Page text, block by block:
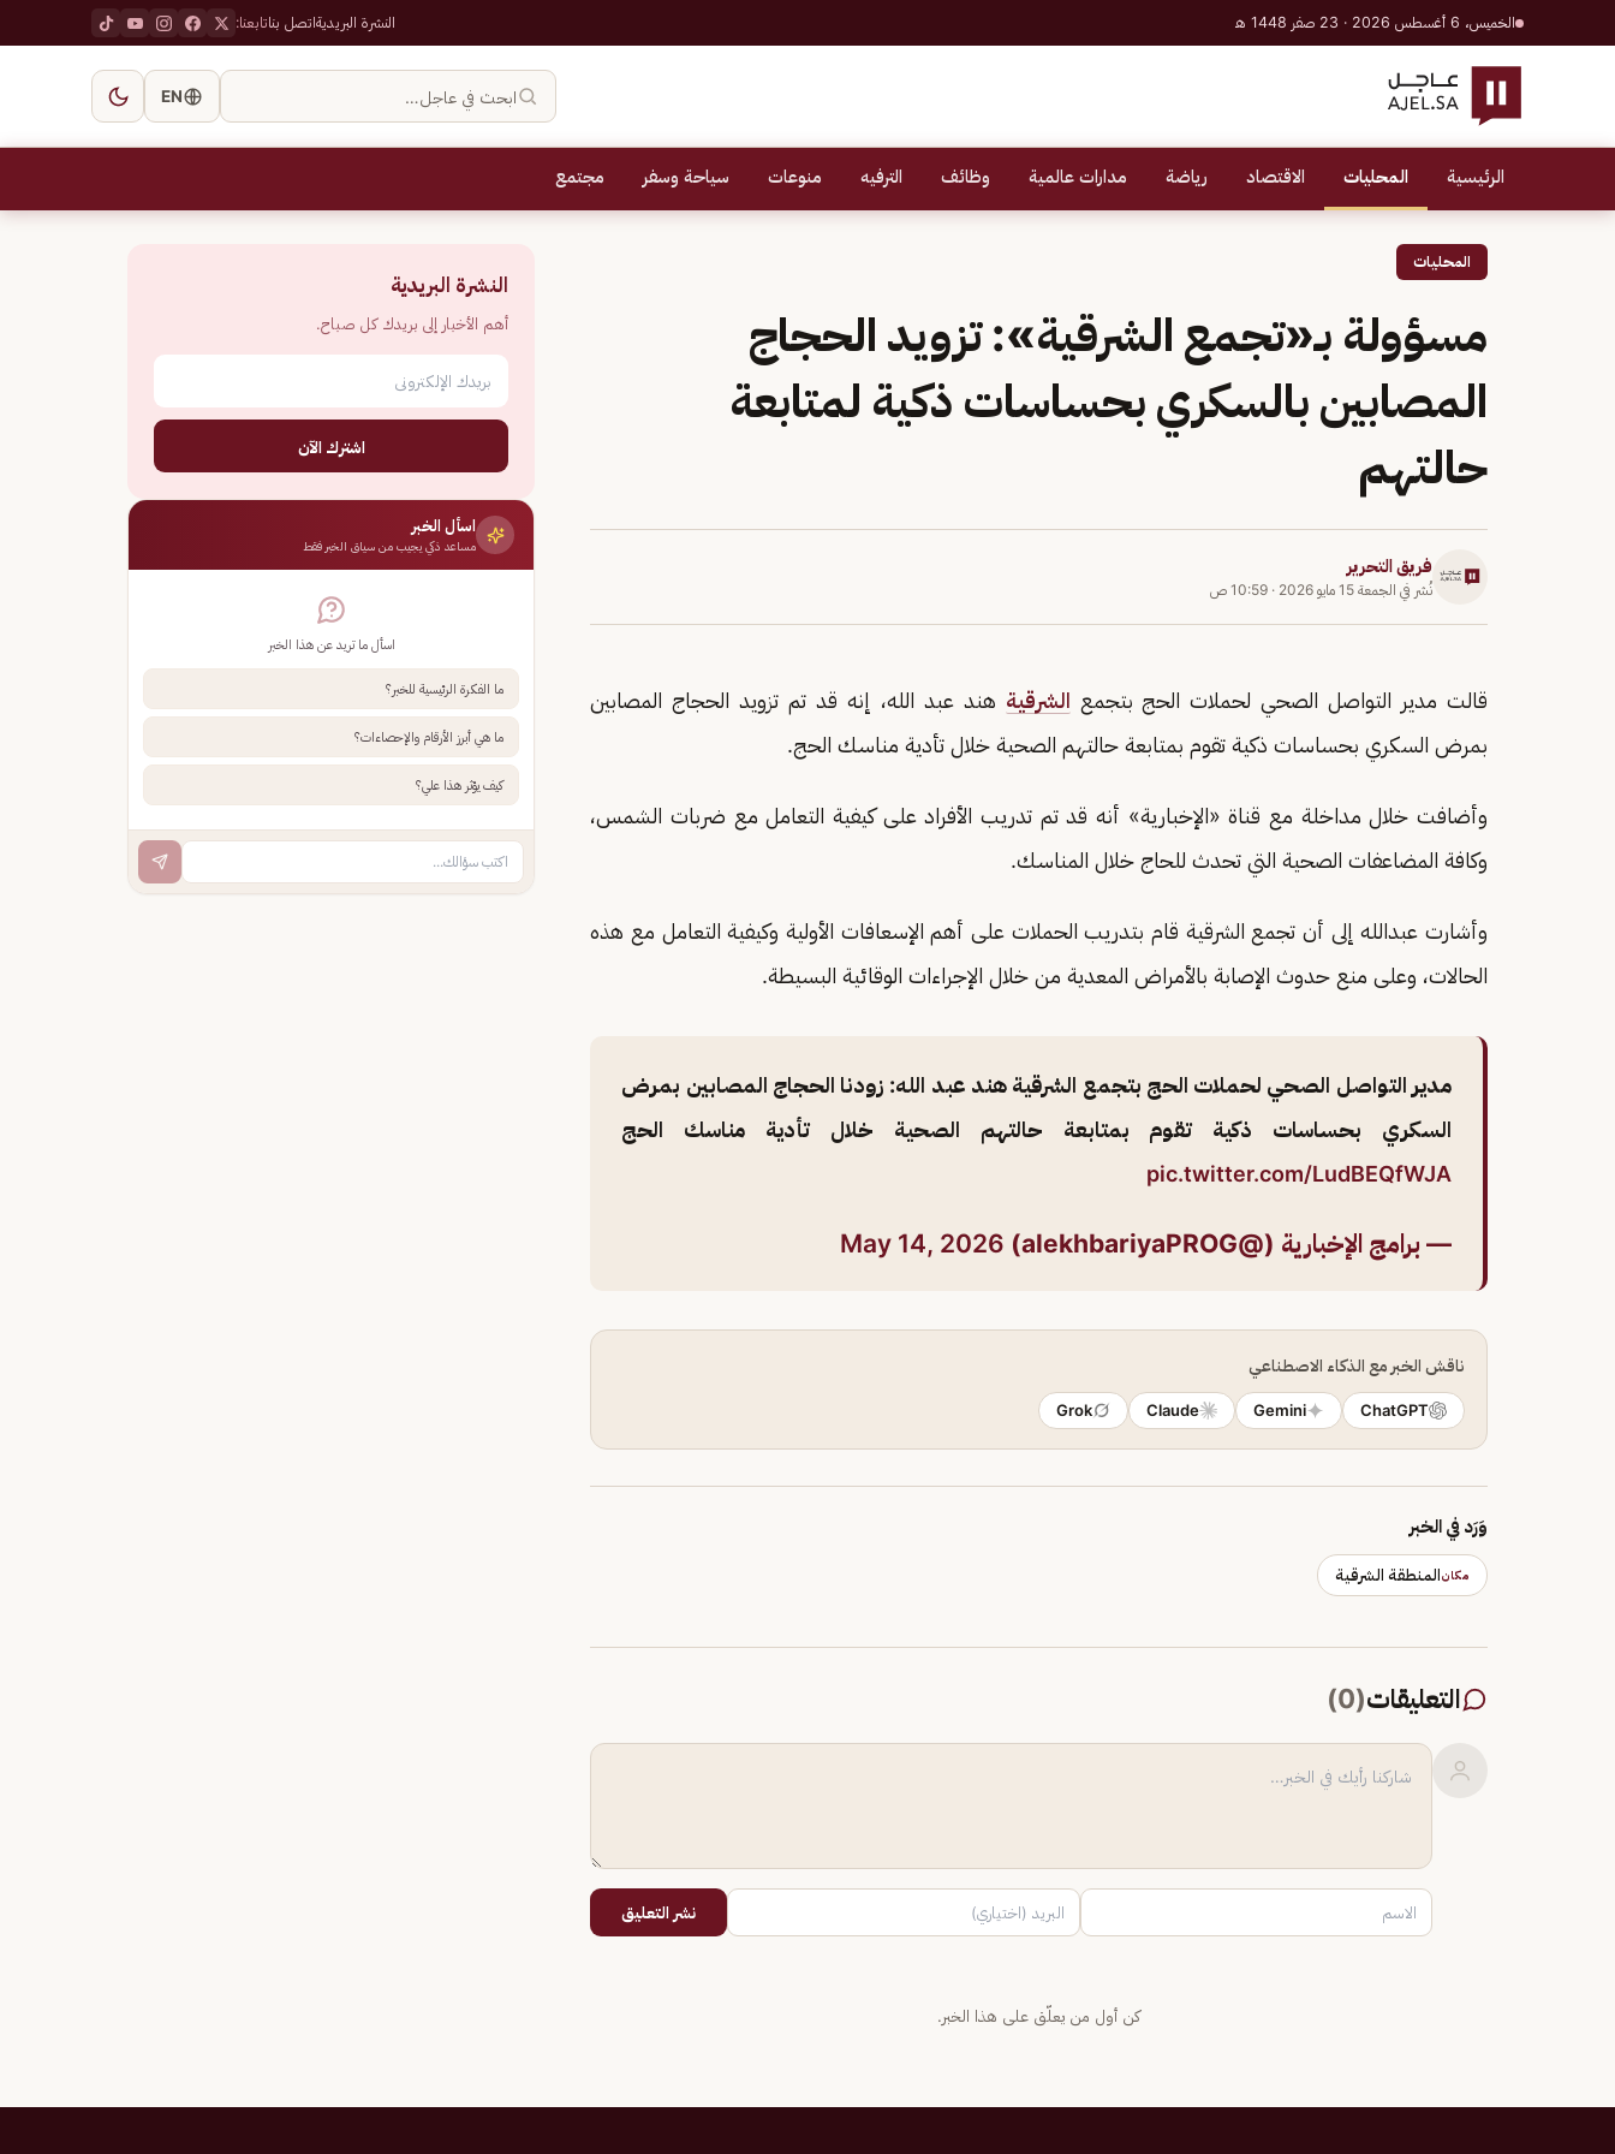
الخميس، 6 أغسطس 2026 · 23 صفر 1448 هـ النشرة البريديةاتصل بناتابعنا:
ابحث في عاجل… EN
الرئيسية المحليات الاقتصاد رياضة مدارات عالمية وظائف الترفيه منوعات سياحة وسفر مجتمع
المحليات
مسؤولة بـ«تجمع الشرقية»: تزويد الحجاج
المصابين بالسكري بحساسات ذكية لمتابعة
حالتهم
فريق التحرير
نُشر في الجمعة 15 مايو 2026 · 10:59 ص
قالت مدير التواصل الصحي لحملات الحج بتجمع الشرقية هند عبد الله، إنه قد تم تزويد الحجاج المصابين
بمرض السكري بحساسات ذكية تقوم بمتابعة حالتهم الصحية خلال تأدية مناسك الحج.
وأضافت خلال مداخلة مع قناة «الإخبارية» أنه قد تم تدريب الأفراد على كيفية التعامل مع ضربات الشمس،
وكافة المضاعفات الصحية التي تحدث للحاج خلال المناسك.
وأشارت عبدالله إلى أن تجمع الشرقية قام بتدريب الحملات على أهم الإسعافات الأولية وكيفية التعامل مع هذه
الحالات، وعلى منع حدوث الإصابة بالأمراض المعدية من خلال الإجراءات الوقائية البسيطة.
مدير التواصل الصحي لحملات الحج بتجمع الشرقية هند عبد الله: زودنا الحجاج المصابين بمرض
السكري بحساسات ذكية تقوم بمتابعة حالتهم الصحية خلال تأدية مناسك الحج
pic.twitter.com/LudBEQfWJA
— برامج الإخبارية (@alekhbariyaPROG) May 14, 2026
ناقش الخبر مع الذكاء الاصطناعي
ChatGPT
Gemini
Claude
Grok
وَرَد في الخبر
مكانالمنطقة الشرقية
التعليقات(
0
)
نشر التعليق
كن أول من يعلّق على هذا الخبر.
النشرة البريدية
أهم الأخبار إلى بريدك كل صباح.
اشترك الآن
اسأل الخبر
مساعد ذكي يجيب من سياق الخبر فقط
اسأل ما تريد عن هذا الخبر
ما الفكرة الرئيسية للخبر؟
ما هي أبرز الأرقام والإحصاءات؟
كيف يؤثر هذا علي؟